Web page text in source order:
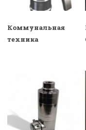
Коммунальная
техника